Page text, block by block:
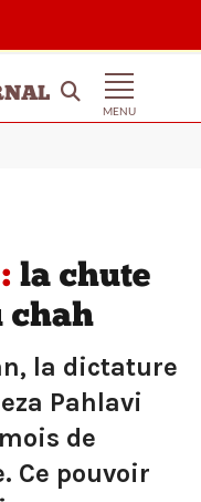
MENU
la chute
chah
la dictature
Pahlavi
de
Ce pouvoir